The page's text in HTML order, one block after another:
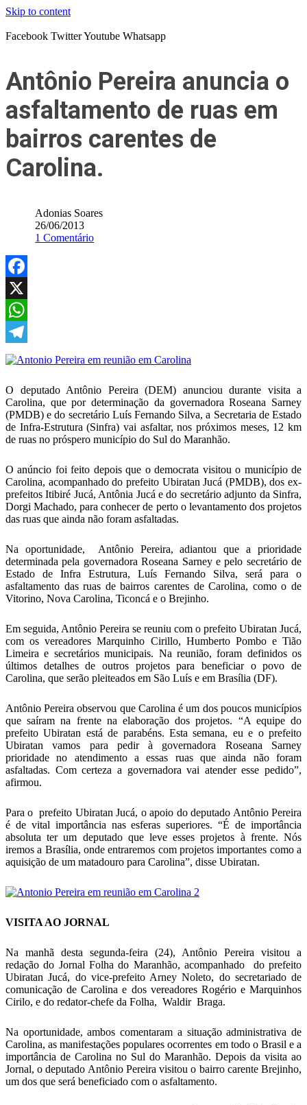
Skip to content
Facebook TwitterYoutube Whatsapp
Antônio Pereira anuncia o
asfaltamento de ruas em
bairros carentes de
Carolina.
Adonias Soares
26/06/2013
1 Comentário
Facebook
X
WhatsApp
Telegram
O deputado Antônio Pereira (DEM) anunciou durante visita a
Carolina, que por determinação da governadora Roseana Sarney
(PMDB) e do secretário Luís Fernando Silva, a Secretaria de Estado
de Infra-Estrutura (Sinfra) vai asfaltar, nos próximos meses, 12 km
de ruas no próspero município do Sul do Maranhão.
O anúncio foi feito depois que o democrata visitou o município de
Carolina, acompanhado do prefeito Ubiratan Jucá (PMDB), dos ex-
prefeitos Itibiré Jucá, Antônia Jucá e do secretário adjunto da Sinfra,
Dorgi Machado, para conhecer de perto o levantamento dos projetos
das ruas que ainda não foram asfaltadas.
Na oportunidade, Antônio Pereira, adiantou que a prioridade
determinada pela governadora Roseana Sarney e pelo secretário de
Estado de Infra Estrutura, Luís Fernando Silva, será para o
asfaltamento das ruas de bairros carentes de Carolina, como o de
Vitorino, Nova Carolina, Ticoncá e o Brejinho.
Em seguida, Antônio Pereira se reuniu com o prefeito Ubiratan Jucá,
com os vereadores Marquinho Cirillo, Humberto Pombo e Tião
Limeira e secretários municipais. Na reunião, foram definidos os
últimos detalhes de outros projetos para beneficiar o povo de
Carolina, que serão pleiteados em São Luís e em Brasília (DF).
Antônio Pereira observou que Carolina é um dos poucos municípios
que saíram na frente na elaboração dos projetos. “A equipe do
prefeito Ubiratan está de parabéns. Esta semana, eu e o prefeito
Ubiratan vamos para pedir à governadora Roseana Sarney
prioridade no atendimento a essas ruas que ainda não foram
asfaltadas. Com certeza a governadora vai atender esse pedido”,
afirmou.
Para o prefeito Ubiratan Jucá, o apoio do deputado Antônio Pereira
é de vital importância nas esferas superiores. “É de importância
absoluta ter um deputado que leve esses projetos à frente. Nós
iremos a Brasília, onde entraremos com projetos importantes como a
aquisição de um matadouro para Carolina”, disse Ubiratan.
VISITA AO JORNAL
Na manhã desta segunda-feira (24), Antônio Pereira visitou a
redação do Jornal Folha do Maranhão, acompanhado do prefeito
Ubiratan Jucá, do vice-prefeito Arney Noleto, do secretariado de
comunicação de Carolina e dos vereadores Rogério e Marquinhos
Cirilo, e do redator-chefe da Folha, Waldir Braga.
Na oportunidade, ambos comentaram a situação administrativa de
Carolina, as manifestações populares ocorrentes em todo o Brasil e a
importância de Carolina no Sul do Maranhão. Depois da visita ao
Jornal, o deputado Antônio Pereira visitou o bairro carente Brejinho,
um dos que será beneficiado com o asfaltamento.